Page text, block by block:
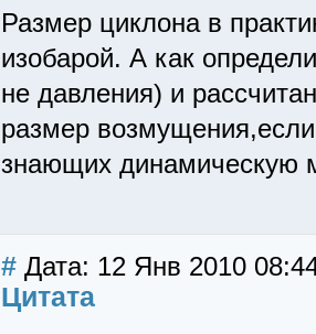
Размер циклона в
изобарой. А как
не давления) и
размер
знающих динамическую
# Дата: 12 Янв 2010
Цитата